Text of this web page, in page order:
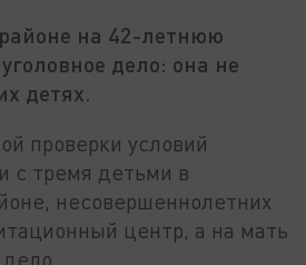
на 42-летнюю
дело: она не
детях.
проверки условий
с тремя детьми в
несовершеннолетних
центр, а на мать
дело.